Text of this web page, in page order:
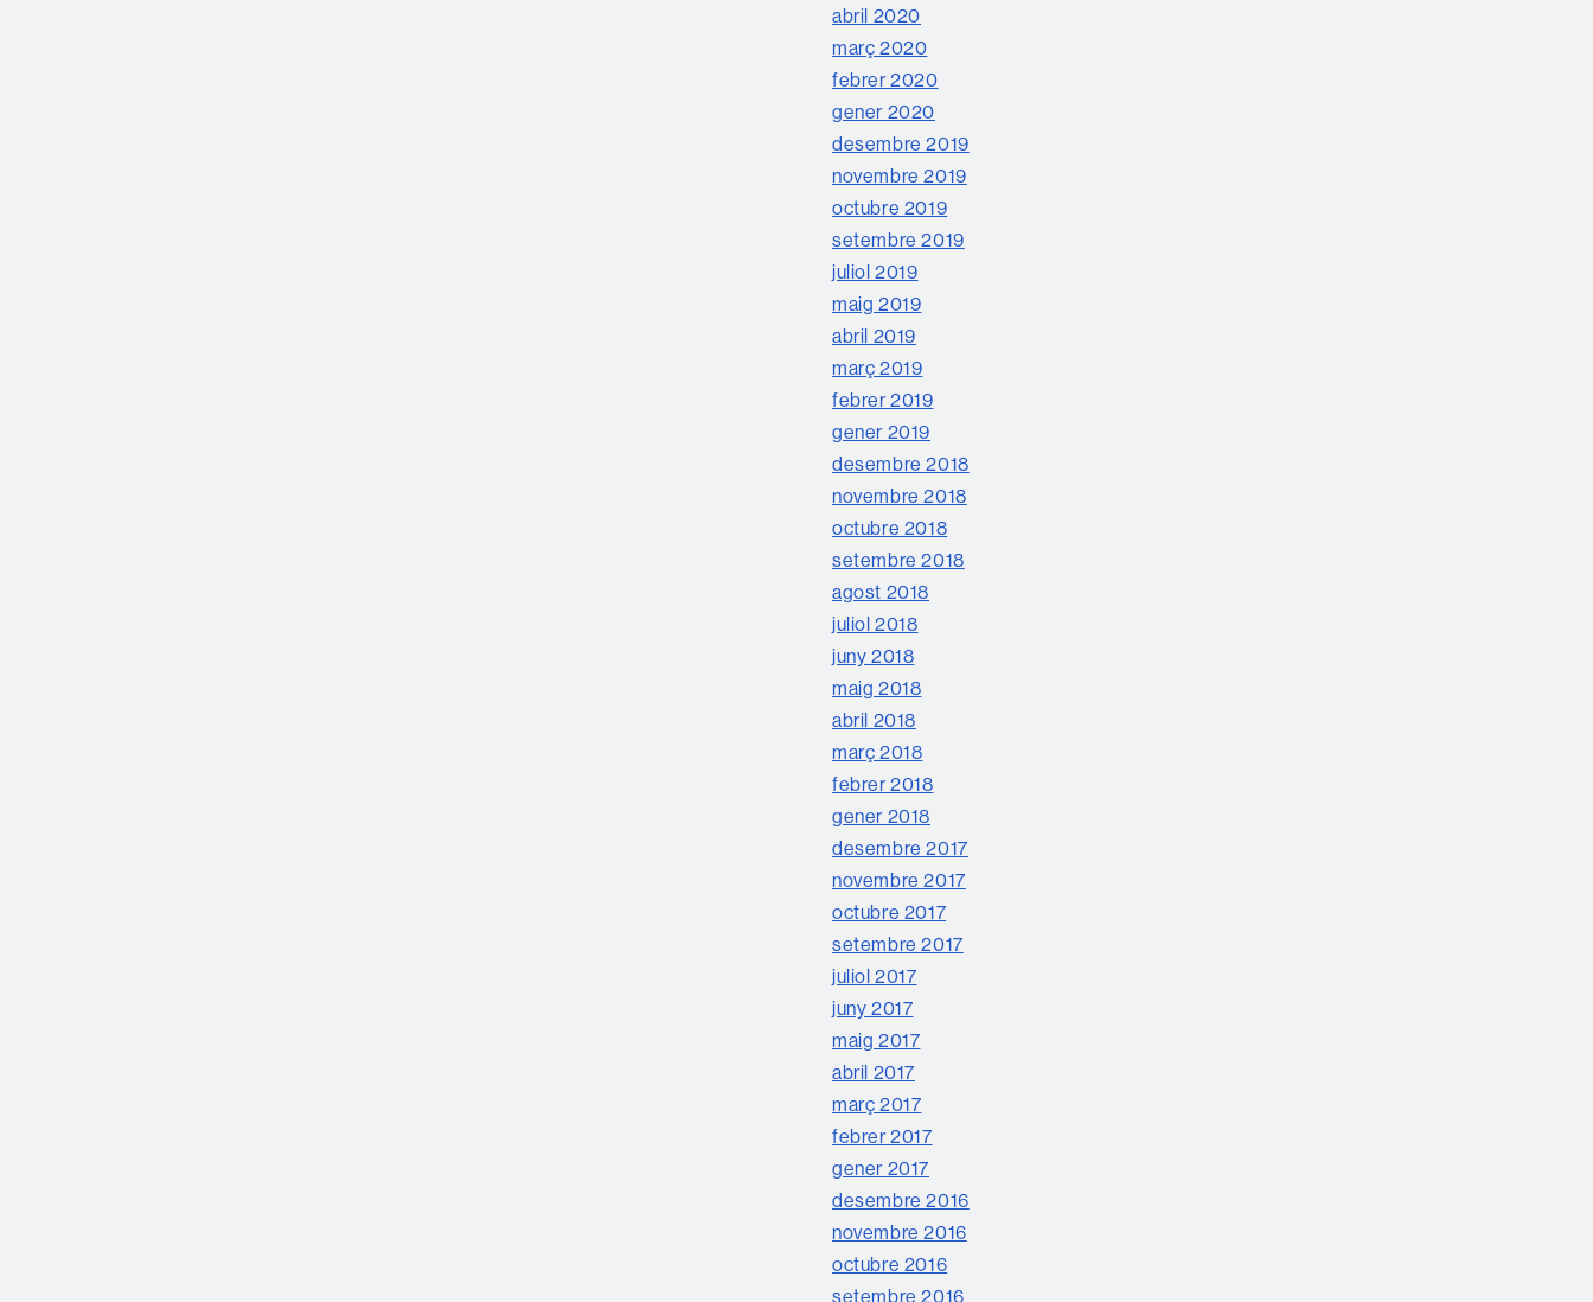
abril 2020
març 2020
febrer 2020
gener 2020
desembre 2019
novembre 2019
octubre 2019
setembre 2019
juliol 2019
maig 2019
abril 2019
març 2019
febrer 2019
gener 2019
desembre 2018
novembre 2018
octubre 2018
setembre 2018
agost 2018
juliol 2018
juny 2018
maig 2018
abril 2018
març 2018
febrer 2018
gener 2018
desembre 2017
novembre 2017
octubre 2017
setembre 2017
juliol 2017
juny 2017
maig 2017
abril 2017
març 2017
febrer 2017
gener 2017
desembre 2016
novembre 2016
octubre 2016
setembre 2016